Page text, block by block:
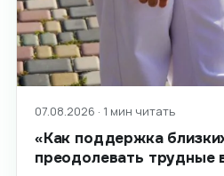
07.08.2026 · 1 мин читать
«Как поддержка
преодолевать трудные